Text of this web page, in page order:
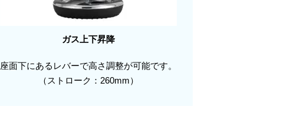
ガス上下昇降
座面下にあるレバーで高さ調整が可能です。
（ストローク：260mm）